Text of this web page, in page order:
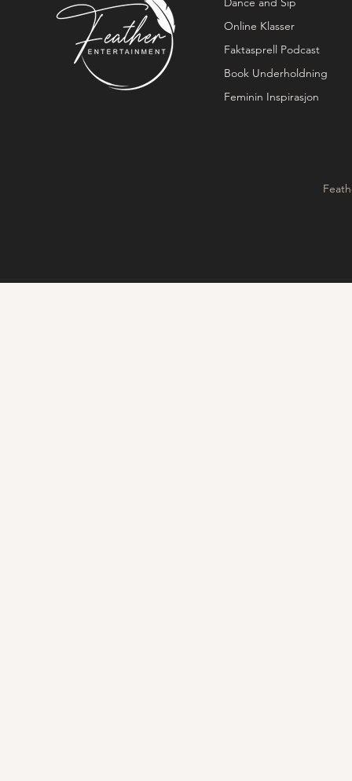
Online Klasser
Faktasprell Podcast
Book Underholdning
Feminin Inspirasjon